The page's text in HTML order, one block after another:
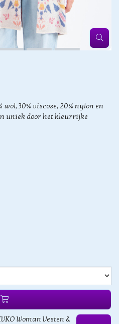
30% viscose, 20% nylon en
uniek door het kleurrijke
Woman Vesten &